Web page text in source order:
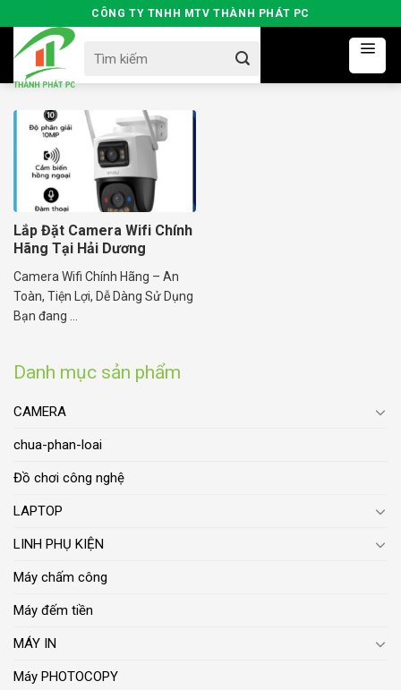
to
content
CÔNG TY TNHH MTV THÀNH PHÁT PC
for:
Danh mục sản phẩm
CAMERA
chua-phan-loai
Đồ chơi công nghệ
LAPTOP
LINH PHỤ KIỆN
Máy chấm công
Máy đếm tiền
MÁY IN
Máy PHOTOCOPY
Lắp Đặt Camera Wifi Chính
Hãng Tại Hải Dương
Camera Wifi Chính Hãng – An
Toàn, Tiện Lợi, Dễ Dàng Sử Dụng
Bạn đang ...